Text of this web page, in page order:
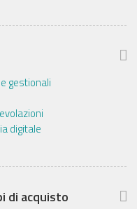
gestionali
digitale
di acquisto